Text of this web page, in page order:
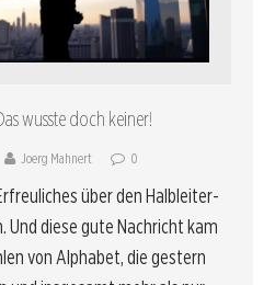
wusste doch keiner!
Joerg Mahnert 0
über den Halbleiter-
Und diese gute Nachricht kam
von Alphabet, die gestern